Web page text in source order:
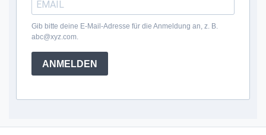
Gib bitte deine E-Mail-Adresse für die Anmeldung an, z. B.
abc@xyz.com.
ANMELDEN